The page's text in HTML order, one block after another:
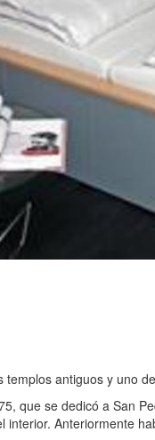
antiguos y uno
que se dedicó a San
Anteriormente